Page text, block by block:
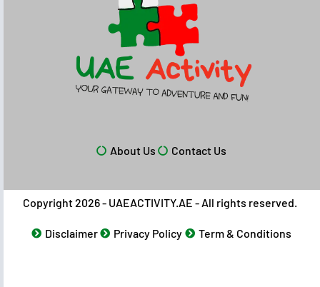
About Us Contact Us
Copyright 2026 - UAEACTIVITY.AE - All rights reserved.
Disclaimer Privacy Policy Term & Conditions